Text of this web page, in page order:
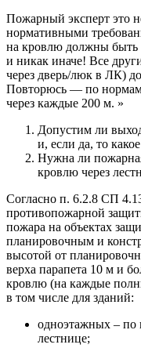
Пожарный эксперт это
нормативными
на кровлю должны
и никак иначе! Все
через дверь/люк в ЛК)
Повторюсь — по
через каждые 200 м. »
Допустим ли
и, если да, то
Нужна ли
кровлю через
Согласно п. 6.2.8 СП
противопожарной
пожара на объектах
планировочным и
высотой от
верха парапета 10 м и
кровлю (на каждые
в том числе для зданий:
одноэтажных – по
лестнице;